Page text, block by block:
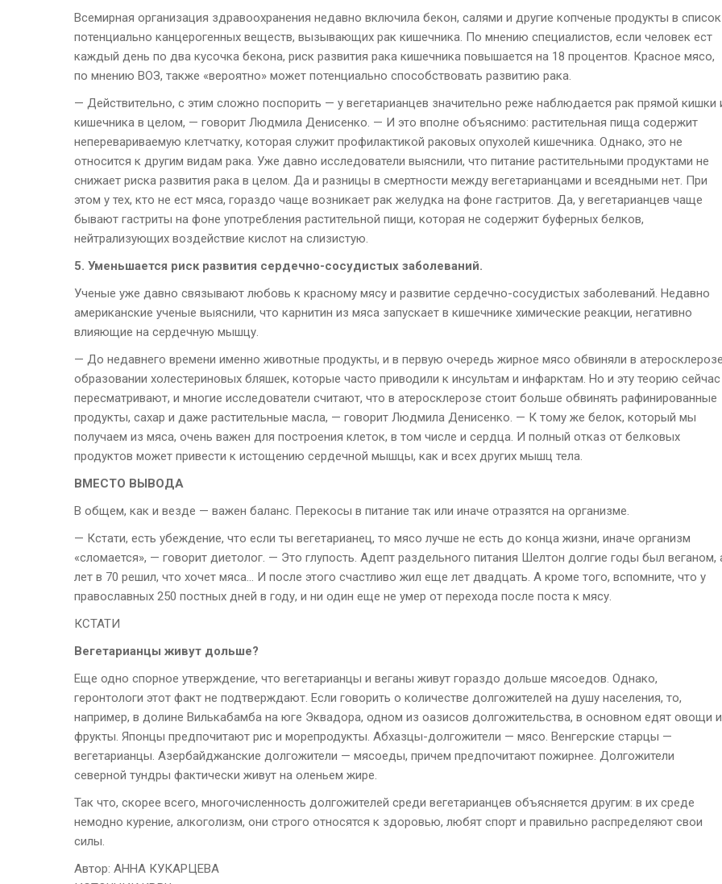
Всемирная организация здравоохранения недавно включила бекон, салями и другие копченые продукты в список
потенциально канцерогенных веществ, вызывающих рак кишечника. По мнению специалистов, если человек ест
каждый день по два кусочка бекона, риск развития рака кишечника повышается на 18 процентов. Красное мясо,
по мнению ВОЗ, также «вероятно» может потенциально способствовать развитию рака.
— Действительно, с этим сложно поспорить — у вегетарианцев значительно реже наблюдается рак прямой кишки
кишечника в целом, — говорит Людмила Денисенко. — И это вполне объяснимо: растительная пища содержит
неперевариваемую клетчатку, которая служит профилактикой раковых опухолей кишечника. Однако, это не
относится к другим видам рака. Уже давно исследователи выяснили, что питание растительными продуктами не
снижает риска развития рака в целом. Да и разницы в смертности между вегетарианцами и всеядными нет. При
этом у тех, кто не ест мяса, гораздо чаще возникает рак желудка на фоне гастритов. Да, у вегетарианцев чаще
бывают гастриты на фоне употребления растительной пищи, которая не содержит буферных белков,
нейтрализующих воздействие кислот на слизистую.
5. Уменьшается риск развития сердечно-сосудистых заболеваний.
Ученые уже давно связывают любовь к красному мясу и развитие сердечно-сосудистых заболеваний. Недавно
американские ученые выяснили, что карнитин из мяса запускает в кишечнике химические реакции, негативно
влияющие на сердечную мышцу.
— До недавнего времени именно животные продукты, и в первую очередь жирное мясо обвиняли в
образовании холестериновых бляшек, которые часто приводили к инсультам и инфарктам. Но и эту теорию сейчас
пересматривают, и многие исследователи считают, что в атеросклерозе стоит больше обвинять рафинированные
продукты, сахар и даже растительные масла, — говорит Людмила Денисенко. — К тому же белок, который мы
получаем из мяса, очень важен для построения клеток, в том числе и сердца. И полный отказ от белковых
продуктов может привести к истощению сердечной мышцы, как и всех других мышц тела.
ВМЕСТО ВЫВОДА
В общем, как и везде — важен баланс. Перекосы в питание так или иначе отразятся на организме.
— Кстати, есть убеждение, что если ты вегетарианец, то мясо лучше не есть до конца жизни, иначе организм
«сломается», — говорит диетолог. — Это глупость. Адепт раздельного питания Шелтон долгие годы был веганом,
лет в 70 решил, что хочет мяса… И после этого счастливо жил еще лет двадцать. А кроме того, вспомните, что у
православных 250 постных дней в году, и ни один еще не умер от перехода после поста к мясу.
КСТАТИ
Вегетарианцы живут дольше?
Еще одно спорное утверждение, что вегетарианцы и веганы живут гораздо дольше мясоедов. Однако,
геронтологи этот факт не подтверждают. Если говорить о количестве долгожителей на душу населения, то,
например, в долине Вилькабамба на юге Эквадора, одном из оазисов долгожительства, в основном едят овощи и
фрукты. Японцы предпочитают рис и морепродукты. Абхазцы-долгожители — мясо. Венгерские старцы —
вегетарианцы. Азербайджанские долгожители — мясоеды, причем предпочитают пожирнее. Долгожители
северной тундры фактически живут на оленьем жире.
Так что, скорее всего, многочисленность долгожителей среди вегетарианцев объясняется другим: в их среде
немодно курение, алкоголизм, они строго относятся к здоровью, любят спорт и правильно распределяют свои
силы.
Автор: АННА КУКАРЦЕВА